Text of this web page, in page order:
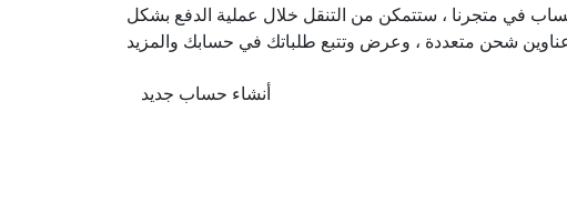
في متجرنا ، ستتمكن من التنقل خلال عملية الدفع بشكل
شحن متعددة ، وعرض وتتبع طلباتك في حسابك والمزيد
أنشاء حساب جديد